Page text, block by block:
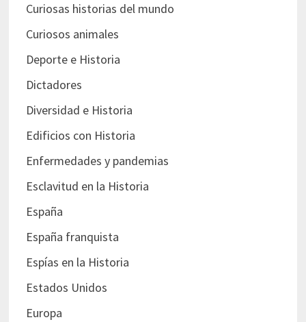
Curiosas historias del mundo
Curiosos animales
Deporte e Historia
Dictadores
Diversidad e Historia
Edificios con Historia
Enfermedades y pandemias
Esclavitud en la Historia
España
España franquista
Espías en la Historia
Estados Unidos
Europa